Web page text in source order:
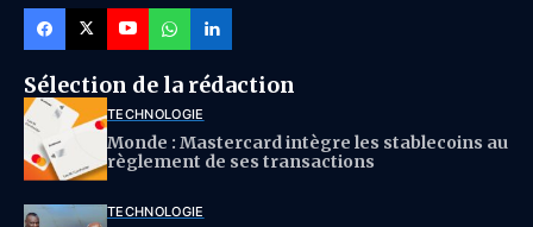
Sélection de la rédaction
TECHNOLOGIE
Monde : Mastercard intègre les stablecoins au
règlement de ses transactions
TECHNOLOGIE